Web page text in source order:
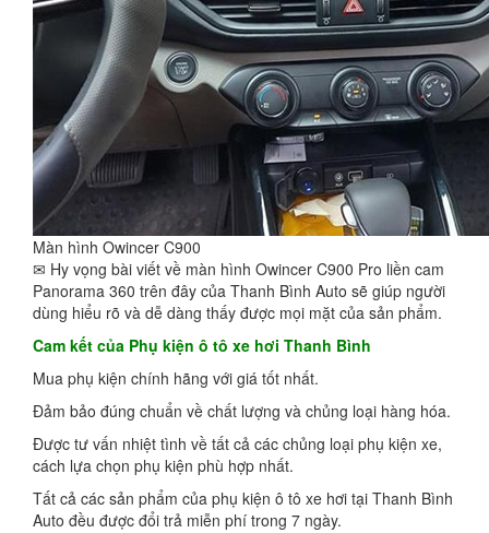
Màn hình Owincer C900
✉ Hy vọng bài viết về màn hình Owincer C900 Pro liền cam
Panorama 360 trên đây của Thanh Bình Auto sẽ giúp người
dùng hiểu rõ và dễ dàng thấy được mọi mặt của sản phẩm.
Cam kết của Phụ kiện ô tô xe hơi Thanh Bình
Mua phụ kiện chính hãng với giá tốt nhất.
Đảm bảo đúng chuẩn về chất lượng và chủng loại hàng hóa.
Được tư vấn nhiệt tình về tất cả các chủng loại phụ kiện xe,
cách lựa chọn phụ kiện phù hợp nhất.
Tất cả các sản phẩm của phụ kiện ô tô xe hơi tại Thanh Bình
Auto đều được đổi trả miễn phí trong 7 ngày.